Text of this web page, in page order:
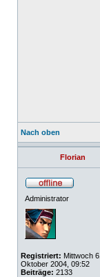
Nach oben
Florian
Administrator
Registriert: Mittwoch 6.
Oktober 2004, 09:52
Beiträge: 2133